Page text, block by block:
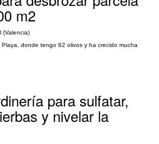
m2
(Valencia)
donde tengo 62 olivos y ha crecido mucha
para sulfatar,
y nivelar la